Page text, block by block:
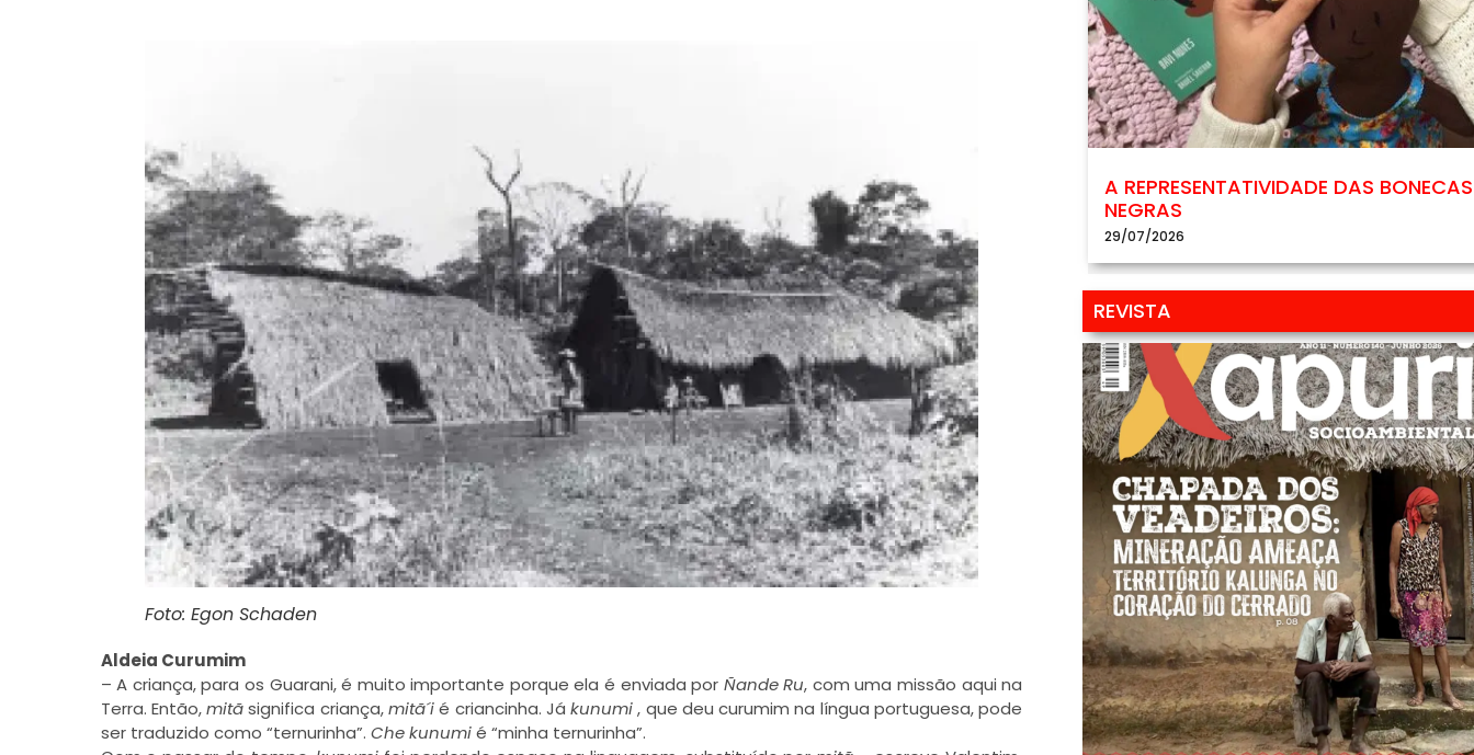
Foto: Egon Schaden
Aldeia Curumim
– A criança, para os Guarani, é muito importante porque ela é enviada por Ñande Ru, com uma missão aqui na
Terra. Então,mitãsignifica criança,mitã´ié criancinha. Jákunumi, que deu curumim na língua portuguesa, pode
ser traduzido como “ternurinha”. Che kunumié “minha ternurinha”.
A REPRESENTATIVIDADE DAS BONECAS
NEGRAS
29/07/2026
REVISTA